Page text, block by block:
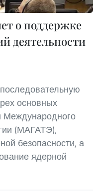
о поддержке
деятельности
основных
Международного
(МАГАТЭ),
безопасности, а
ядерной